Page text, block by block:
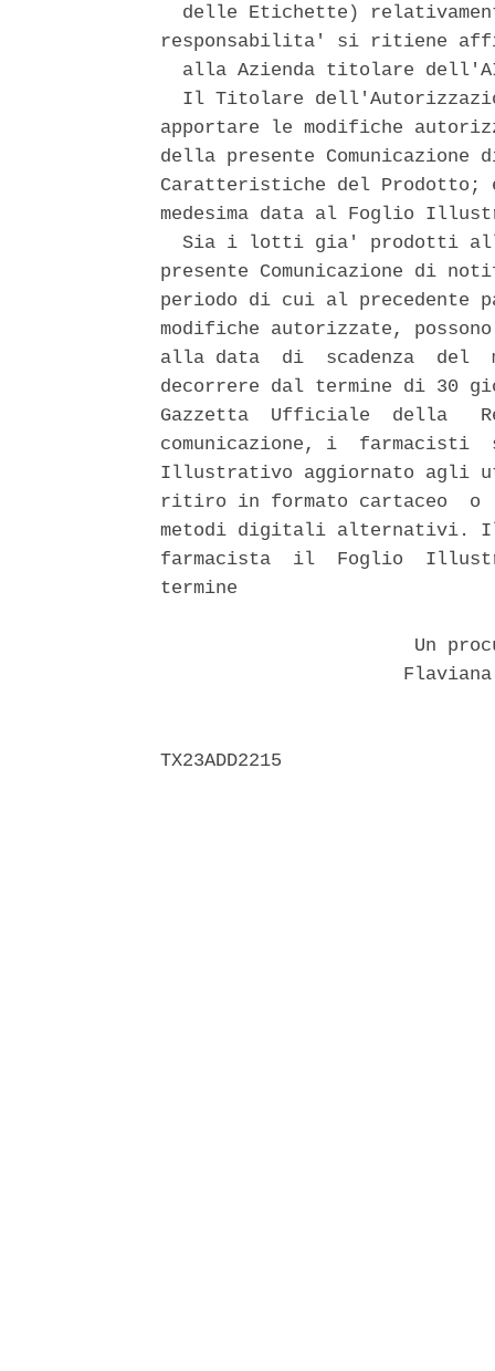
delle Etichette)
responsabilita' si ritiene
alla Azienda titolare
Il Titolare
apportare le modifiche
della presente
Caratteristiche del
medesima data al Foglio
Sia i lotti gia' prodotti
presente Comunicazione di
periodo di cui al precedente
modifiche autorizzate,
alla data  di  scadenza  del
decorrere dal termine di 30
Gazzetta  Ufficiale  della
comunicazione, i  farmacisti
Illustrativo aggiornato agli
ritiro in formato cartaceo
metodi digitali alternativi.
farmacista  il  Foglio
termine
Un